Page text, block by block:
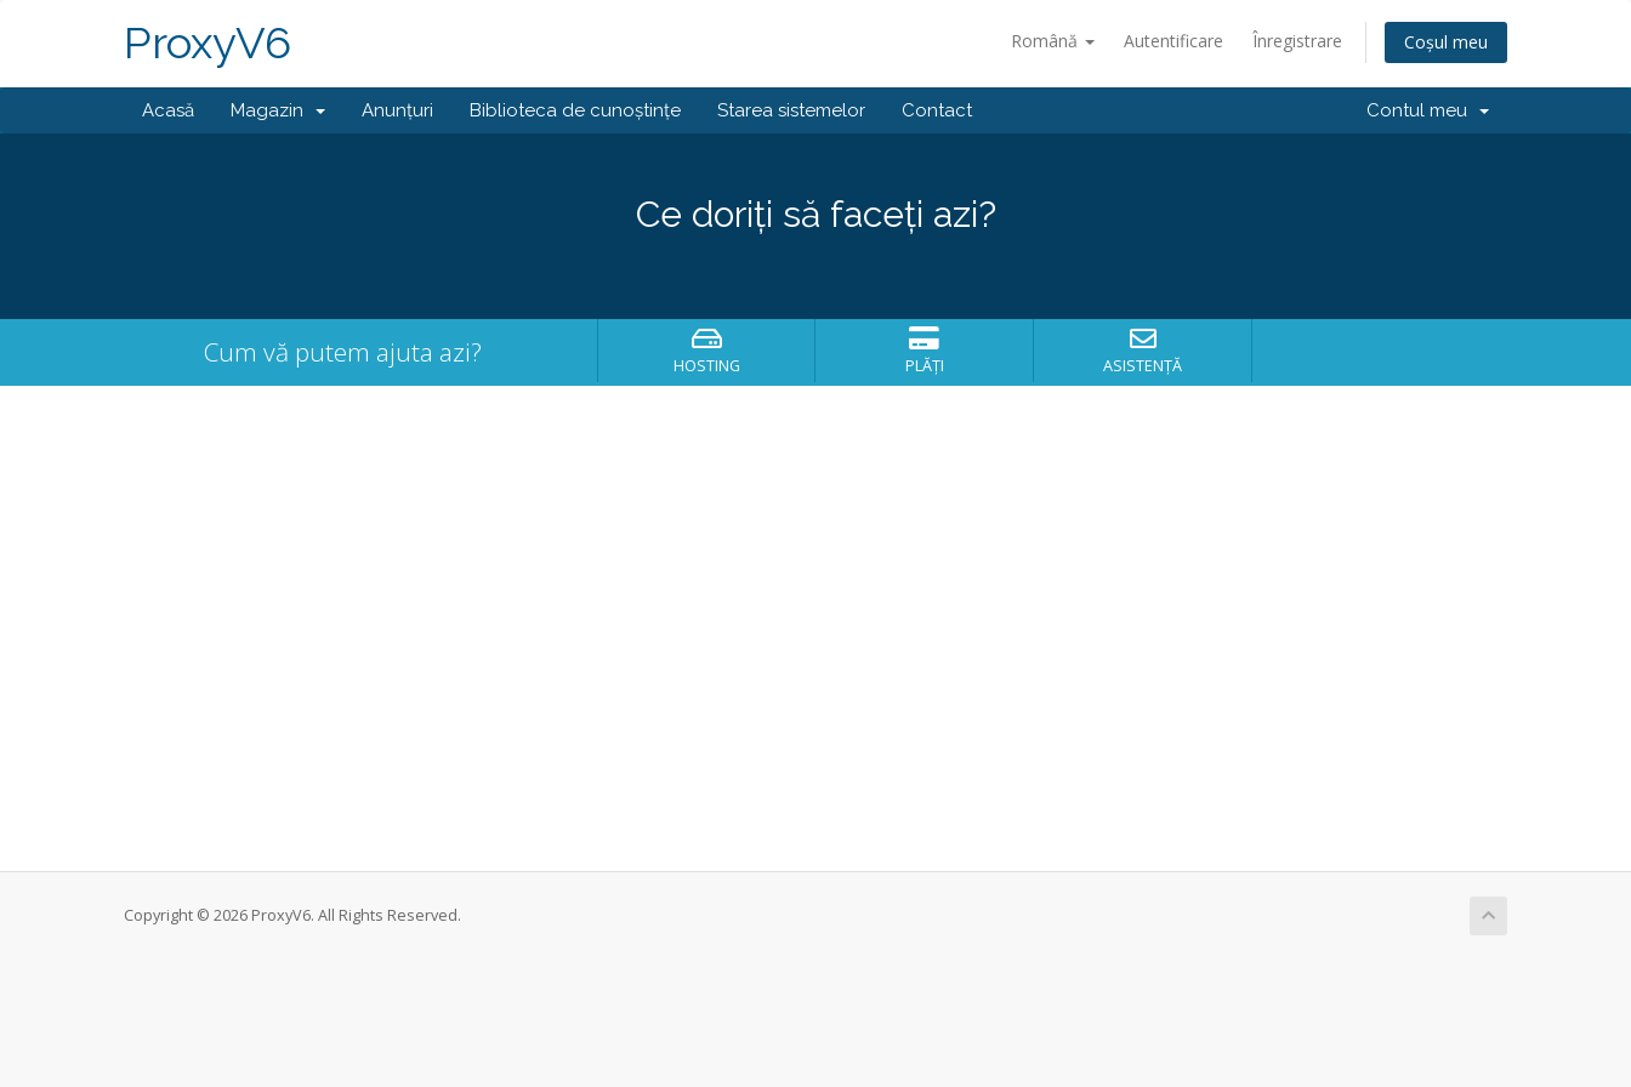
Română Autentificare Înregistrare Coșul meu
ProxyV6
Acasă Magazin Anunțuri Biblioteca de cunoștințe Starea sistemelor Contact Contul meu
Ce doriți să faceți azi?
Cum vă putem ajuta azi? HOSTING PLĂȚI ASISTENȚĂ
Copyright © 2026 ProxyV6. All Rights Reserved.